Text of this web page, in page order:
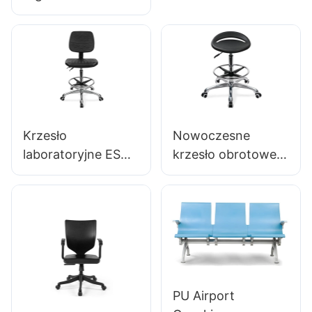
krzesło obrotowe
IC142 z PU
Backrest &
Podłokietniki
regulowane
pierścień stóp & 5-
dla laboratoriów
stabilna 5-
gwiazdkowa baza
naukowo
zaprojektowana do
Krzesło
laboratoryjne ESD
ergonomiczny
aluminiowy baza
do przedłużonej
laboratoryjnej
Nowoczesne
krzesło obrotowe
PU IC096
WYSOKI
REGULATOWANY
PIERŚCIEŃ STOPY
& 5-gwiazdkowy
do biura & Użycie
PU Airport